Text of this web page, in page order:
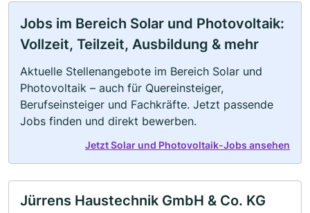
Jobs im Bereich Solar und Photovoltaik:
Vollzeit, Teilzeit, Ausbildung & mehr
Aktuelle Stellenangebote im Bereich Solar und
Photovoltaik – auch für Quereinsteiger,
Berufseinsteiger und Fachkräfte. Jetzt passende
Jobs finden und direkt bewerben.
Jetzt Solar und Photovoltaik-Jobs ansehen
Jürrens Haustechnik GmbH & Co. KG